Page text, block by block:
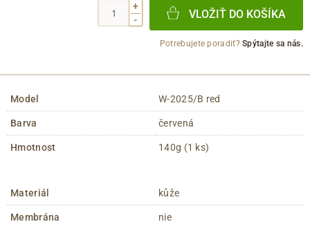
+
-
VLOŽIŤ DO KOŠÍKA
Potrebujete poradiť?Spýtajte sa nás.
Model W-2025/B red
Barva červená
Hmotnost 140g (1 ks)
Materiál kůže
Membrána nie